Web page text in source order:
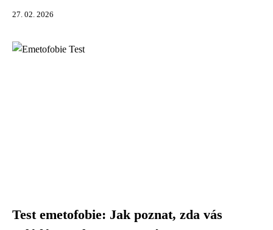
27. 02. 2026
Test emetofobie: Jak poznat, zda vás